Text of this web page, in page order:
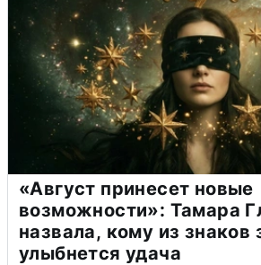
«Август принесет новые
возможности»: Тамара
назвала, кому из знаков
улыбнется удача